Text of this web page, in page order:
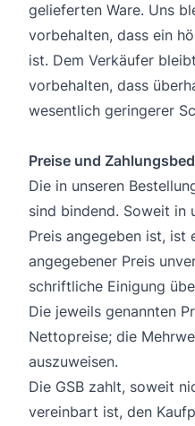
gelieferten Ware. Uns
vorbehalten, dass ein
ist. Dem Verkäufer
vorbehalten, dass
wesentlich geringerer
Preise und
Die in unseren
sind bindend. Soweit in
Preis angegeben ist, ist
angegebener Preis
schriftliche Einigung
Die jeweils genannten
Nettopreise; die
auszuweisen.
Die GSB zahlt, soweit
vereinbart ist, den